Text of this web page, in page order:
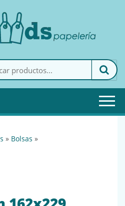
My Goods es tu papelería
online de confianza. Podrás
encontrar todo lo necesario
» bolsas »